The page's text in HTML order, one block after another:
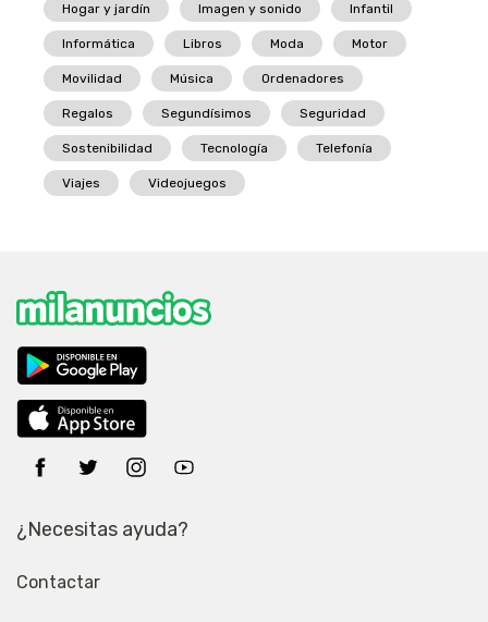
Hogar y jardín Imagen y sonido Infantil
Informática Libros Moda Motor
Movilidad Música Ordenadores
Regalos Segundísimos Seguridad
Sostenibilidad Tecnología Telefonía
Viajes Videojuegos
¿Necesitas ayuda?
Contactar